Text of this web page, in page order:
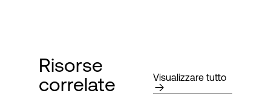
Risorse
correlate
Visualizzare tutto